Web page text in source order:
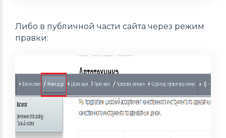
Либо в публичной части сайта через режим
правки: